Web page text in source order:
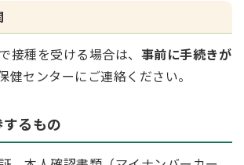
接種を受ける場合は、 事前に手続きが
健センターにご連絡ください。
るもの